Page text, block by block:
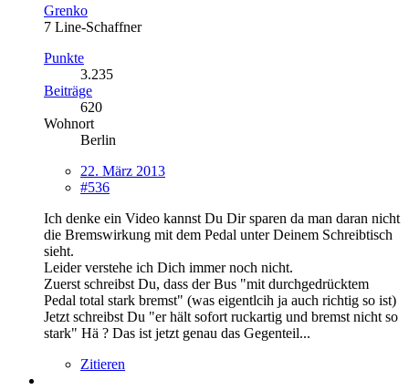
Grenko
7 Line-Schaffner
Punkte
3.235
Beiträge
620
Wohnort
Berlin
22. März 2013
#536
Ich denke ein Video kannst Du Dir sparen da man daran nicht
die Bremswirkung mit dem Pedal unter Deinem Schreibtisch
sieht.
Leider verstehe ich Dich immer noch nicht.
Zuerst schreibst Du, dass der Bus "mit durchgedrücktem
Pedal total stark bremst" (was eigentlcih ja auch richtig so ist)
Jetzt schreibst Du "er hält sofort ruckartig und bremst nicht so
stark" Hä ? Das ist jetzt genau das Gegenteil...
Zitieren